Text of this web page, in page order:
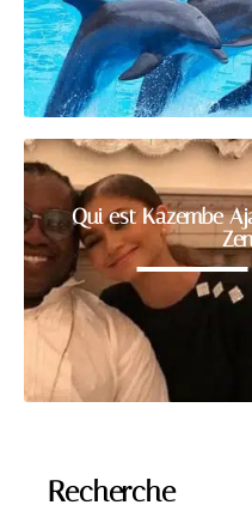
Qui est Kazembe
Recherche